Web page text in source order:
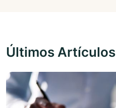
Últimos Artículos